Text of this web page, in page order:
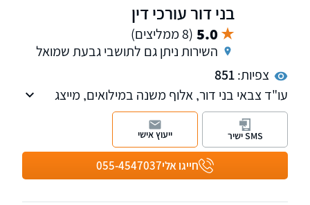
בני דור עורכי דין
5.0 (8 ממליצים)
השירות ניתן גם לתושבי גבעת שמואל
צפיות:851
עו"ד צבאי בני דור, אלוף משנה במילואים, מייצג
ומייעץ למועמדים לשירות ביטחון, לחיילים בסדיר
ובמילואים בנושאים של פרופיל רפואי/נפשי, פטור
או שחרור, שיבוץ ותפקידים, הקלות בתנאי שירות.
אני משרת את לקוחותיי בא.מ.ו.נ.ה: שילוב של
אמינות, מחויבות, ודאות נחישות והצלחה.
חייגו אלי055-4547037
SMS ישיר ייעוץ אישי